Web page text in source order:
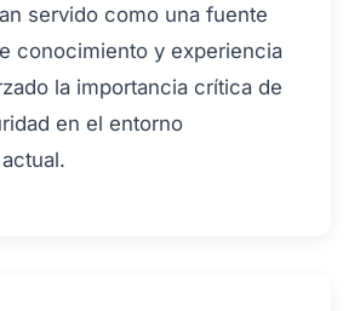
servido como una fuente
conocimiento y experiencia
la importancia crítica de
en el entorno